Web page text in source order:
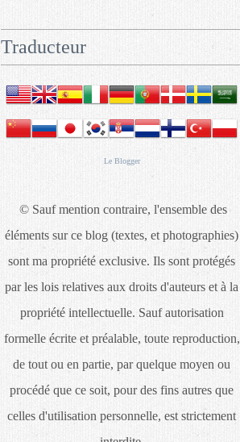
Traducteur
Le Blogger
© Sauf mention contraire, l'ensemble des
éléments sur ce blog (textes, et photographies)
sont ma propriété exclusive. Ils sont protégés
par les lois relatives aux droits d'auteurs et à la
propriété intellectuelle. Sauf autorisation
formelle écrite et préalable, toute reproduction,
de tout ou en partie, par quelque moyen ou
procédé que ce soit, pour des fins autres que
celles d'utilisation personnelle, est strictement